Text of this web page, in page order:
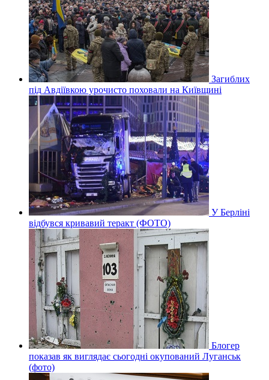
Загиблих
під Авдіївкою урочисто поховали на Київщині
У Берліні
відбувся кривавий теракт (ФОТО)
Блогер
показав як виглядає сьогодні окупований Луганськ
(фото)